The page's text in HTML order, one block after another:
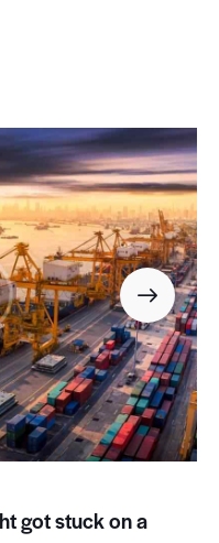
got stuck on a